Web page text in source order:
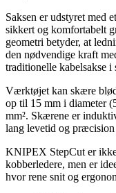
Saksen er udstyret med
sikkert og komfortabelt
geometri betyder, at
den nødvendige kraft
traditionelle kabelsakse i
Værktøjet kan skære
op til 15 mm i diameter
mm². Skærene er
lang levetid og
KNIPEX StepCut er
kobberledere, men er
hvor rene snit og